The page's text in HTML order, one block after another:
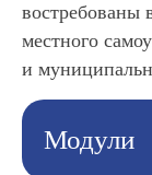
востребованы
местного
и
Модули